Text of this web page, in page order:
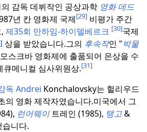
의 감독 데뷔작인 공상과학 영화 데드
년 칸 영화제 국제[29] 비평가 주간
제35회 만하임-하이델베르크 [30]국제
상을 받았습니다.그의 후속작인 "박물
스크바 영화제에 출품되어 은상을 수
큐메니컬 심사위원상.[31]
독 Andrei Konchalovsky는 헐리우드
의 영화 제작자였습니다.미국에서 그
런어웨이트레인 (1985), 탱고&
습니다.